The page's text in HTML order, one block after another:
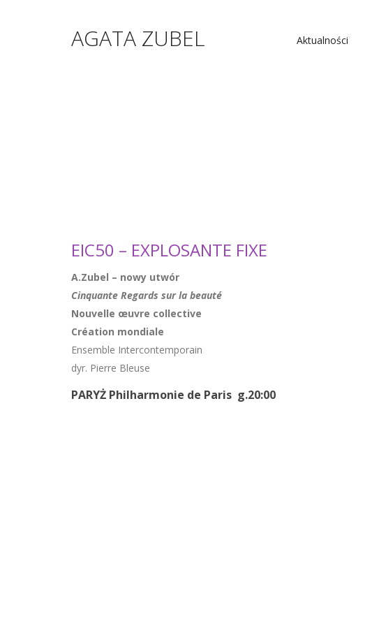
AGATA ZUBEL Aktualności
EIC50 – EXPLOSANTE FIXE
A.Zubel – nowy utwór
Cinquante Regards sur la beauté
Nouvelle œuvre collective
Création mondiale
Ensemble Intercontemporain
dyr. Pierre Bleuse
PARYŻ Philharmonie de Paris g.20:00